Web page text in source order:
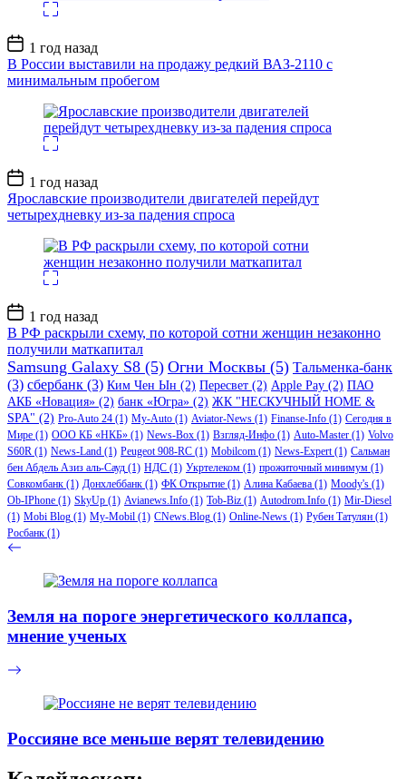
Дата
записи
1 год назад
В России выставили на продажу редкий ВАЗ-2110 с
минимальным пробегом
Дата
записи
1 год назад
Ярославские производители двигателей перейдут
четырехдневку из-за падения спроса
Дата
записи
1 год назад
В РФ раскрыли схему, по которой сотни женщин незаконно
получили маткапитал
Samsung Galaxy S8 (5) Огни Москвы (5) Тальменка-банк
(3) сбербанк (3) Ким Чен Ын (2) Пересвет (2) Apple Pay (2) ПАО
АКБ «Новация» (2) банк «Югра» (2) ЖК "НЕСКУЧНЫЙ HOME &
SPA" (2) Pro-Auto 24 (1) My-Auto (1) Aviator-News (1) Finanse-Info (1) Сегодня в
Мире (1) ООО КБ «НКБ» (1) News-Box (1) Взгляд-Инфо (1) Auto-Master (1) Volvo
S60R (1) News-Land (1) Peugeot 908-RC (1) Mobilcom (1) News-Expert(1) Сальман
бен Абдель Азиз аль-Сауд (1) НДС (1) Укртелеком (1) прожиточный минимум (1)
Совкомбанк (1) Донхлеббанк (1) ФК Открытие (1) Алина Кабаева (1) Moody's (1)
Ob-IPhone (1) SkyUp (1) Avianews.Info (1) Tob-Biz (1) Autodrom.Info (1) Mir-Diesel
(1) Mobi Blog (1) My-Mobil (1) CNews.Blog (1) Online-News (1) Рубен Татулян (1)
Росбанк (1)
Земля на пороге энергетического коллапса,
мнение ученых
Россияне все меньше верят телевидению